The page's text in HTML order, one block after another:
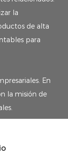
la
de alta
para
En
la misión de